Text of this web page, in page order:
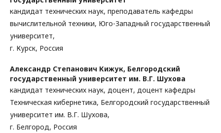
кандидат технических наук, преподаватель кафедры
вычислительной техники, Юго-Западный государственный
университет,
г. Курск, Россия
Александр Степанович Кижук, Белгородский
государственный университет им. В.Г. Шухова
кандидат технических наук, доцент, доцент кафедры
Техническая кибернетика, Белгородский государственный
университет им. В.Г. Шухова,
г. Белгород, Россия